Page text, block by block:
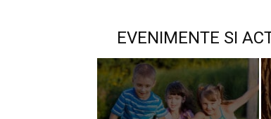
EVENIMENTE SI